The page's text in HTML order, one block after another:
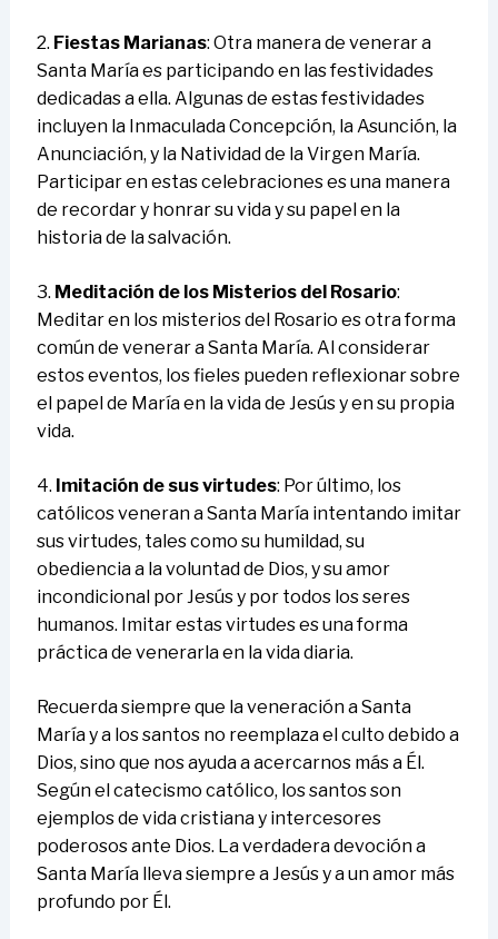
2. Fiestas Marianas: Otra manera de venerar a
Santa María es participando en las festividades
dedicadas a ella. Algunas de estas festividades
incluyen la Inmaculada Concepción, la Asunción, la
Anunciación, y la Natividad de la Virgen María.
Participar en estas celebraciones es una manera
de recordar y honrar su vida y su papel en la
historia de la salvación.
3. Meditación de los Misterios del Rosario:
Meditar en los misterios del Rosario es otra forma
común de venerar a Santa María. Al considerar
estos eventos, los fieles pueden reflexionar sobre
el papel de María en la vida de Jesús y en su propia
vida.
4. Imitación de sus virtudes: Por último, los
católicos veneran a Santa María intentando imitar
sus virtudes, tales como su humildad, su
obediencia a la voluntad de Dios, y su amor
incondicional por Jesús y por todos los seres
humanos. Imitar estas virtudes es una forma
práctica de venerarla en la vida diaria.
Recuerda siempre que la veneración a Santa
María y a los santos no reemplaza el culto debido a
Dios, sino que nos ayuda a acercarnos más a Él.
Según el catecismo católico, los santos son
ejemplos de vida cristiana y intercesores
poderosos ante Dios. La verdadera devoción a
Santa María lleva siempre a Jesús y a un amor más
profundo por Él.